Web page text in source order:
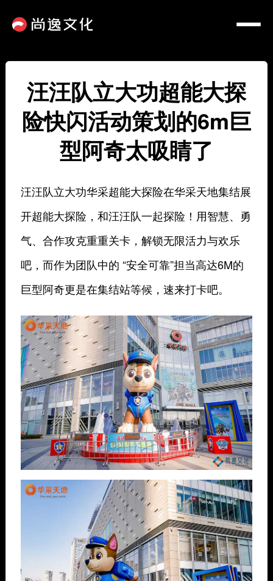
汪汪队立大功超能大探
险快闪活动策划的6m巨
型阿奇太吸睛了
汪汪队立大功华采超能大探险在华采天地集结展
开超能大探险，和汪汪队一起探险！用智慧、勇
气、合作攻克重重关卡，解锁无限活力与欢乐
吧，而作为团队中的 “安全可靠”担当高达6M的
巨型阿奇更是在集结站等候，速来打卡吧。